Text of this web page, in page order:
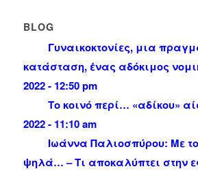
BLOG
Γυναικοκτονίες, μια
κατάσταση, ένας αδόκιμος
2022 - 12:50 pm
Το κοινό περί… «αδίκου»
2022 - 11:10 am
Ιωάννα Παλιοσπύρου: Με
ψηλά… – Τι αποκαλύπτει στην